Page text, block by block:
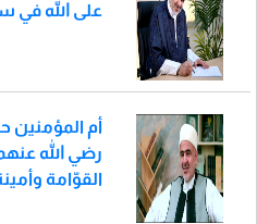
على الله
أم المؤمنين
رضي الله
القوّامة